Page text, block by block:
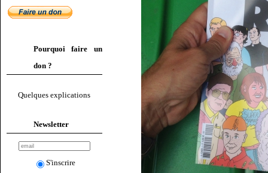
Pourquoi faire un
don ?
Quelques explications
Newsletter
S'inscrire